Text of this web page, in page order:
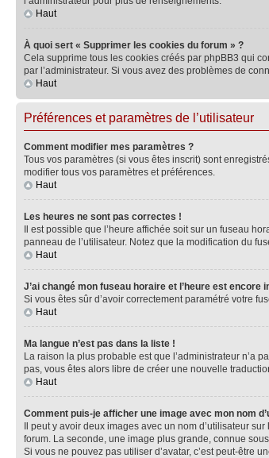
Haut
À quoi sert « Supprimer les cookies du forum » ?
Cela supprime tous les cookies créés par phpBB3 qui
par l’administrateur. Si vous avez des problèmes de
Haut
Préférences et paramètres de l’utilisateur
Comment modifier mes paramètres ?
Tous vos paramètres (si vous êtes inscrit) sont
modifier tous vos paramètres et préférences.
Haut
Les heures ne sont pas correctes !
Il est possible que l’heure affichée soit sur un fuseau
panneau de l’utilisateur. Notez que la modification du
Haut
J’ai changé mon fuseau horaire et l’heure est encore
Si vous êtes sûr d’avoir correctement paramétré votre
Haut
Ma langue n’est pas dans la liste !
La raison la plus probable est que l’administrateur n’a
pas, vous êtes alors libre de créer une nouvelle
Haut
Comment puis-je afficher une image avec mon nom
Il peut y avoir deux images avec un nom d’utilisateur
forum. La seconde, une image plus grande, connue
Si vous ne pouvez pas utiliser d’avatar, c’est peut-être